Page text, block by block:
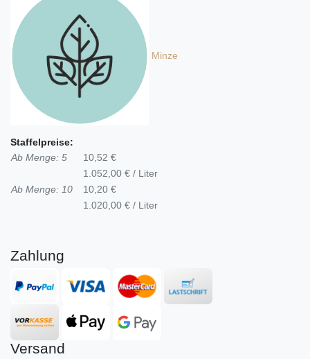
Minze
Staffelpreise:
Ab Menge: 5
10,52 €
1.052,00 € / Liter
Ab Menge: 10
10,20 €
1.020,00 € / Liter
Zahlung
Versand